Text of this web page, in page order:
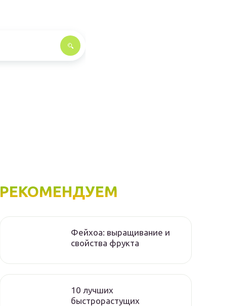
РЕКОМЕНДУЕМ
Фейхоа: выращивание и
свойства фрукта
10 лучших
быстрорастущих